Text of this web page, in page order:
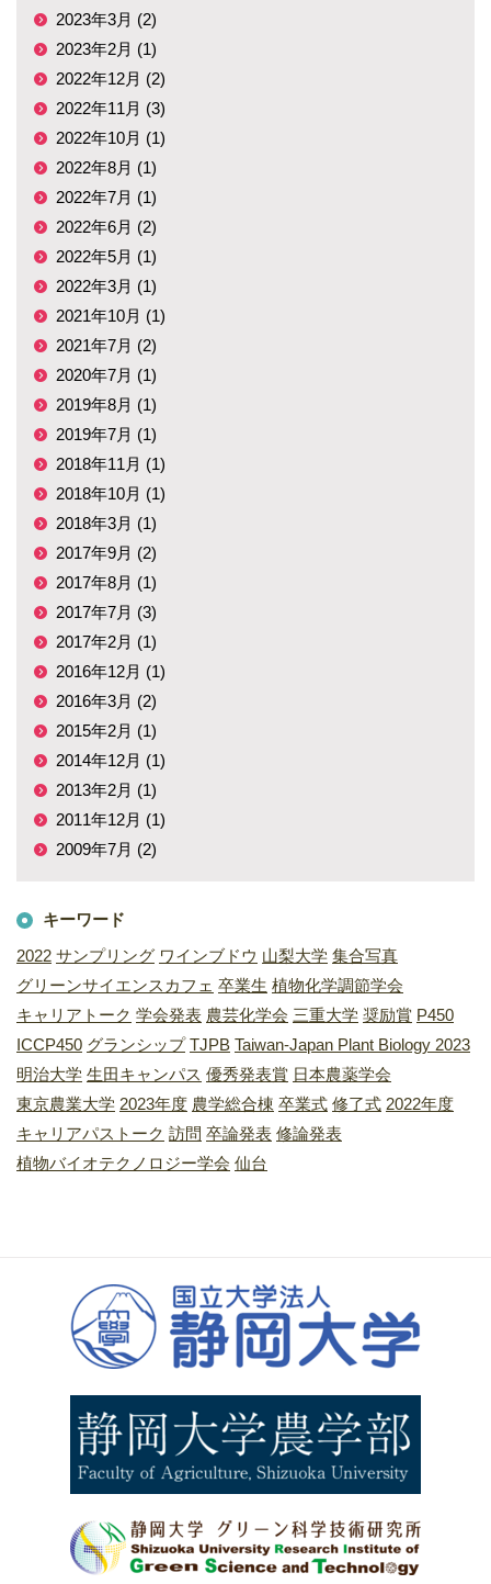
2023年3月 (2)
2023年2月 (1)
2022年12月 (2)
2022年11月 (3)
2022年10月 (1)
2022年8月 (1)
2022年7月 (1)
2022年6月 (2)
2022年5月 (1)
2022年3月 (1)
2021年10月 (1)
2021年7月 (2)
2020年7月 (1)
2019年8月 (1)
2019年7月 (1)
2018年11月 (1)
2018年10月 (1)
2018年3月 (1)
2017年9月 (2)
2017年8月 (1)
2017年7月 (3)
2017年2月 (1)
2016年12月 (1)
2016年3月 (2)
2015年2月 (1)
2014年12月 (1)
2013年2月 (1)
2011年12月 (1)
2009年7月 (2)
キーワード
2022 サンプリング ワインブドウ 山梨大学 集合写真
グリーンサイエンスカフェ 卒業生 植物化学調節学会
キャリアトーク 学会発表 農芸化学会 三重大学 奨励賞 P450
ICCP450 グランシップ TJPB Taiwan-Japan Plant Biology 2023
明治大学 生田キャンパス 優秀発表賞 日本農薬学会
東京農業大学 2023年度 農学総合棟 卒業式 修了式 2022年度
キャリアパストーク 訪問 卒論発表 修論発表
植物バイオテクノロジー学会 仙台